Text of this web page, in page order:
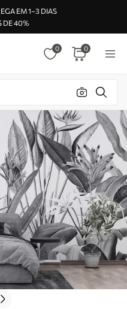
EM 1–3 DIAS
DE 40%
0 0